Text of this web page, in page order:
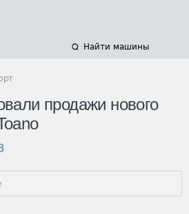
Найти машины
продажи нового